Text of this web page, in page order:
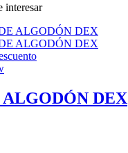
interesar
DEX